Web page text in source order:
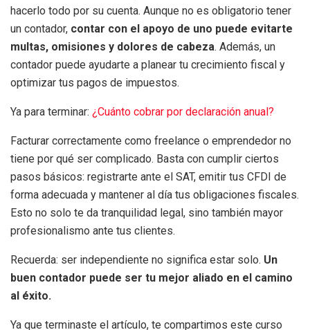
hacerlo todo por su cuenta. Aunque no es obligatorio tener
un contador, contar con el apoyo de uno puede evitarte
multas, omisiones y dolores de cabeza. Además, un
contador puede ayudarte a planear tu crecimiento fiscal y
optimizar tus pagos de impuestos.
Ya para terminar: ¿Cuánto cobrar por declaración anual?
Facturar correctamente como freelance o emprendedor no
tiene por qué ser complicado. Basta con cumplir ciertos
pasos básicos: registrarte ante el SAT, emitir tus CFDI de
forma adecuada y mantener al día tus obligaciones fiscales.
Esto no solo te da tranquilidad legal, sino también mayor
profesionalismo ante tus clientes.
Recuerda: ser independiente no significa estar solo. Un
buen contador puede ser tu mejor aliado en el camino
al éxito.
Ya que terminaste el artículo, te compartimos este curso